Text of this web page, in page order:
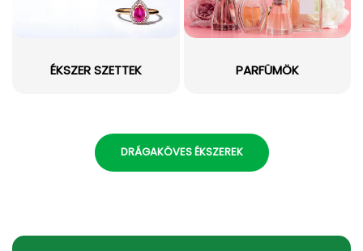
ÉKSZER SZETTEK PARFÜMÖK
DRÁGAKÖVES ÉKSZEREK